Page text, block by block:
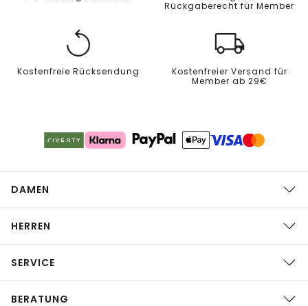
Rückgaberecht für Member
Kostenfreie Rücksendung
Kostenfreier Versand für
Member ab 29€
DAMEN
HERREN
SERVICE
BERATUNG